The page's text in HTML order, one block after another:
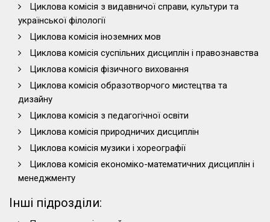
Циклова комісія з видавничої справи, культури та
української філології
Циклова комісія іноземних мов
Циклова комісія суспільних дисциплін і правознавства
Циклова комісія фізичного виховання
Циклова комісія образотворчого мистецтва та
дизайну
Циклова комісія з педагогічної освіти
Циклова комісія природничих дисциплін
Циклова комісія музики і хореографії
Циклова комісія економіко-математичних дисциплін і
менеджменту
Інші підрозділи: